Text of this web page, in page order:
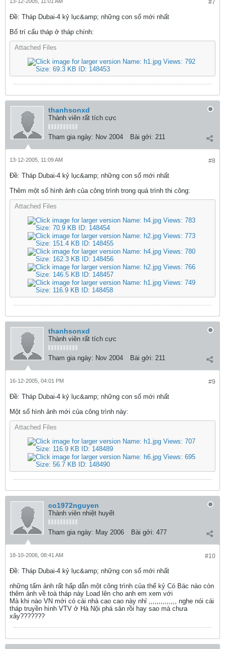
#7
Ðề: Tháp Dubai-4 kỷ lục&amp; những con số mới nhất
Bố trí cấu tháp ở tháp chính:
Attached Files
thanhsonxd
Thành viên rất tích cực
Tham gia ngày: Nov 2004 Bài gởi: 211
#8
13-12-2005, 11:09 AM
Ðề: Tháp Dubai-4 kỷ lục&amp; những con số mới nhất
Thêm một số hình ảnh của công trình trong quá trình thi công:
Attached Files
thanhsonxd
Thành viên rất tích cực
Tham gia ngày: Nov 2004 Bài gởi: 211
#9
16-12-2005, 04:01 PM
Ðề: Tháp Dubai-4 kỷ lục&amp; những con số mới nhất
Một số hình ảnh mới của công trình này:
Attached Files
co1972nguyen
Thành viên nhiệt huyết
Tham gia ngày: May 2006 Bài gởi: 477
#10
18-10-2006, 08:41 AM
Ðề: Tháp Dubai-4 kỷ lục&amp; những con số mới nhất
những tấm ảnh rất hấp dẫn một công trình của thế kỷ Có Bác nào còn
thêm ảnh về toà tháp này Load lên cho anh em xem với
Mà khi nào VN mới có cái nhà cao cao này nhỉ ,,,,,,,,,,,,,, nghe nói cái
tháp truyền hình VTV ở Hà Nội phá sản rồi hay sao mà chưa
xây???????